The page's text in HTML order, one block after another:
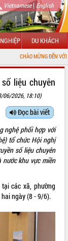
Vietnamese| English
DU KHÁCH
MỪNG ĐẾN VỚI CỔNG
liệu chuyên
06/2026, 18:10)
Đọc bài viết
nghệ phối hợp với
tổ chức Hội nghị
số liệu chuyên
nước khu vực miền
các xã, phường
ngày (8 - 9/6).